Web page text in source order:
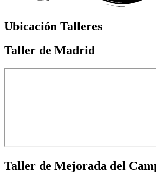
Ubicación Talleres
Taller de Madrid
Taller de Mejorada del